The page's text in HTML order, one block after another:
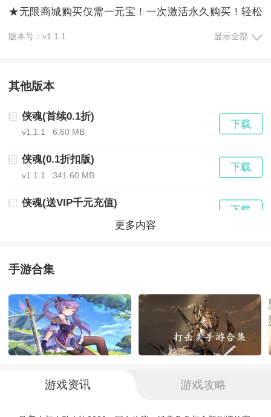
★无限商城购买仅需一元宝！一次激活永久购买！轻松
购买海量道具！
券，诸神转盘抽奖券，任你领！
★购买至尊金卡，即可1元购买超值成长基金！每达到指
★商城礼包全面调整，让平民也能玩嗨！
侠魂(上线送彩金)游戏福利
日常线下单日累计充值返利（返利单位：元宝）
活动时间：永久（手动申请）
单日累计充值100-499元返80%
单日累计充值500-999元返100%
单日累计充值1000-2999元返150%
版本号：v1.1.1 显示全部
其他版本
侠魂(首续0.1折)
v1.1.1 6.60 MB
下载
侠魂(0.1折扣版)
v1.1.1 341.60 MB
下载
侠魂(送VIP千元充值)
下载
v1.1.1
v1.1.1 6.80 MB
下载
侠魂(魂环科技刷充)
v1.1.1 6.60 MB
下载
更多内容
手游合集
游戏资讯 游戏攻略